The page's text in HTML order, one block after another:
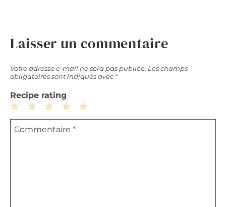
Laisser un commentaire
Votre adresse e-mail ne sera pas publiée. Les champs
obligatoires sont indiqués avec *
Recipe rating
5
4
Stars
3
Stars
2
Stars
1
Star
Commentaire *